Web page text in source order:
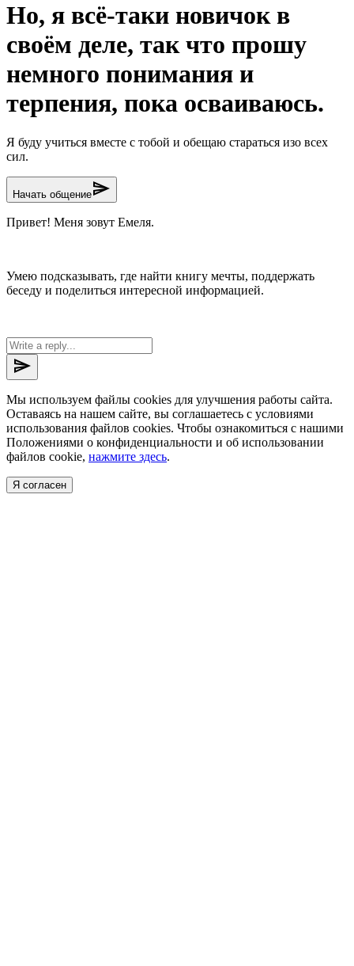
Но, я всё-таки новичок в
своём деле, так что прошу
немного понимания и
терпения, пока осваиваюсь.
Я буду учиться вместе с тобой и обещаю стараться изо всех
сил.
Начать общениеsend
Привет! Меня зовут Емеля.
Умею подсказывать, где найти книгу мечты, поддержать
беседу и поделиться интересной информацией.
send
Мы используем файлы cookies для улучшения работы сайта.
Оставаясь на нашем сайте, вы соглашаетесь с условиями
использования файлов cookies. Чтобы ознакомиться с нашими
Положениями о конфиденциальности и об использовании
файлов cookie, нажмите здесь.
Я согласен